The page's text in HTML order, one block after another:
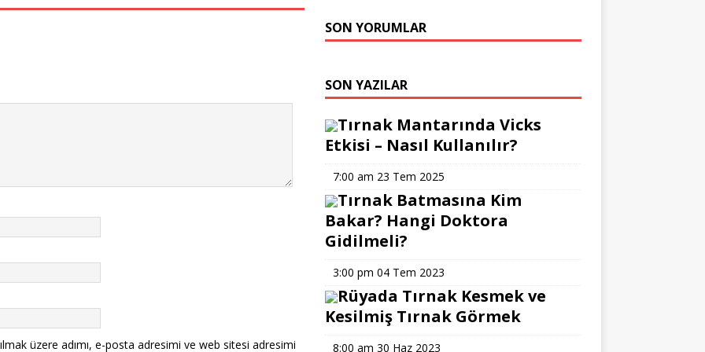
üzere adımı, e-posta adresimi ve web sitesi adresimi
SON YORUMLAR
SON YAZILAR
Tırnak Mantarında Vicks
Etkisi – Nasıl Kullanılır?
7:00 am 23 Tem 2025
Tırnak Batmasına Kim
Bakar? Hangi Doktora
Gidilmeli?
3:00 pm 04 Tem 2023
Rüyada Tırnak Kesmek ve
Kesilmiş Tırnak Görmek
8:00 am 30 Haz 2023